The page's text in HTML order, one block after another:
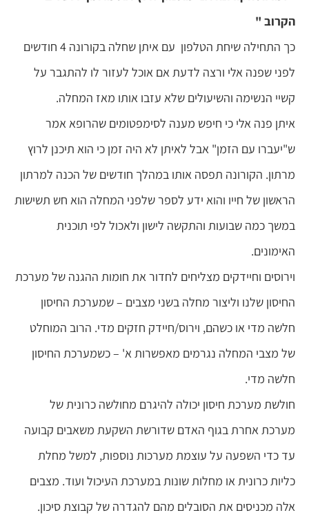
הקרוב "
כך התחילה שיחת הטלפון עם איתן שחלה בקורונה 4 חודשים
לפני שפנה אלי ורצה לדעת אם אוכל לעזור לו להתגבר על
קשיי הנשימה והשיעולים שלא עזבו אותו מאז המחלה.
איתן פנה אלי כי חיפש מענה לסימפטומים שהרופא אמר
ש"יעברו עם הזמן" אבל לאיתן לא היה זמן כי הוא תיכנן לרוץ
מרתון. הקורונה תפסה אותו במהלך חודשים של הכנה למרתון
הראשון של חייו והוא ידע לספר שלפני המחלה הוא חש תשישות
במשך כמה שבועות והתקשה לישון ולאכול לפי תוכנית
האימונים.
וירוסים וחיידקים מצליחים לחדור את חומות ההגנה של מערכת
החיסון שלנו וליצור מחלה בשני מצבים – שמערכת החיסון
חלשה מדי או כשהם, וירוס/חיידק חזקים מדי. הרוב המוחלט
של מצבי המחלה נגרמים מאפשרות א' – כשמערכת החיסון
חלשה מדי.
חולשת מערכת חיסון יכולה להיגרם מחולשה כרונית של
מערכת אחרת בגוף האדם שדורשת השקעת משאבים קבועה
עד כדי השפעה על עוצמת מערכות נוספות, למשל מחלת
כליות כרונית או מחלות שונות במערכת העיכול ועוד. מצבים
אלה מכניסים את הסובלים מהם להגדרה של קבוצת סיכון.